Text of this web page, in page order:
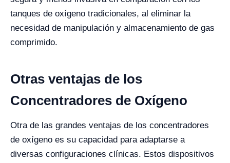
tanques de oxígeno tradicionales, al eliminar la
necesidad de manipulación y almacenamiento de gas
comprimido.
Otras ventajas de los
Concentradores de Oxígeno
Otra de las grandes ventajas de los concentradores
de oxígeno es su capacidad para adaptarse a
diversas configuraciones clínicas. Estos dispositivos